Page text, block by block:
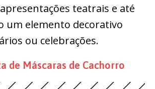
teatrais e até
um elemento decorativo
ou celebrações.
de Máscaras de Cachorro